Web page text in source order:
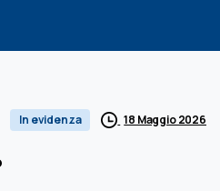
In evidenza 18 Maggio 2026